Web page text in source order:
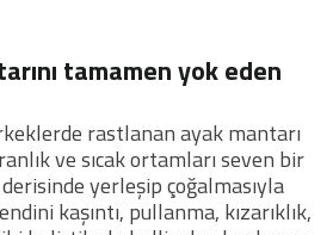
tamamen yok eden
rastlanan ayak mantarı
ve sıcak ortamları seven bir
yerleşip çoğalmasıyla
kaşıntı, pullanma, kızarıklık,